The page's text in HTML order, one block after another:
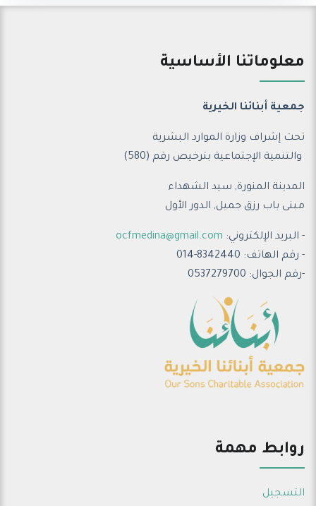
معلوماتنا الأساسية
جمعية أبنائنا الخيرية
تحت إشراف وزارة الموارد البشرية
والتنمية الإجتماعية بترخيص رقم (580)
المدينة المنورة, سيد الشهداء
مبنى باب رزق جميل, الدور الأول
- البريد الإلكتروني: ocfmedina@gmail.com
- رقم الهاتف: 8342440-014
-رقم الجوال: 0537279700
روابط مهمة
التسجيل